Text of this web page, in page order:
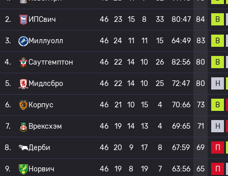
2. ИПСвич 46 23 15 8 33 80:47 84 В
3. Миллуолл 46 24 11 11 15 64:49 83 В
4. Саутгемптон 46 22 14 10 26 82:56 80 В
5. Мидлсбро 46 22 14 10 25 72:47 80 Н
6. Корпус 46 21 10 15 4 70:66 73 В
7. Врексхэм 46 19 14 13 4 69:65 71 Н
8. Дерби 46 20 9 17 8 67:59 69 П
9. Норвич 46 19 8 19 7 63:56 65 П